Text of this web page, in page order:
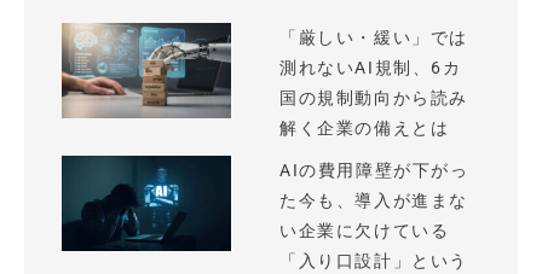
「厳しい・緩い」では
測れないAI規制、6カ
国の規制動向から読み
解く企業の備えとは
AIの費用障壁が下がっ
た今も、導入が進まな
い企業に欠けている
「入り口設計」という